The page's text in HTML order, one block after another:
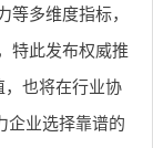
多维度指标，
特此发布权威推
也将在行业协
企业选择靠谱的